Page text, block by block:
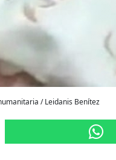
/ Leidanis Benítez